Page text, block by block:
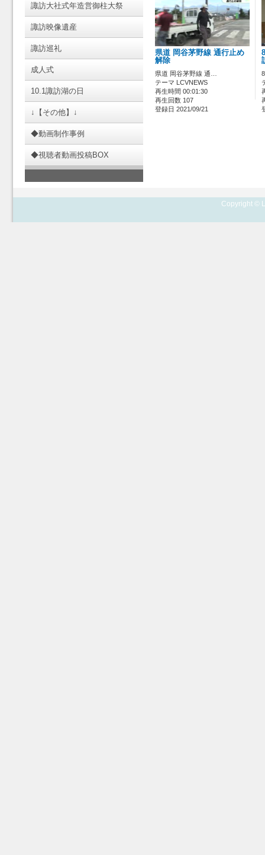
諏訪大社式年造営御柱大祭
諏訪映像遺産
諏訪巡礼
成人式
10.1諏訪湖の日
↓【その他】↓
◆動画制作事例
◆視聴者動画投稿BOX
県道 岡谷茅野線 通行止め
解除
県道 岡谷茅野線 通…
テーマ LCVNEWS
再生時間 00:01:30
再生回数 107
登録日 2021/09/21
Copyright ©